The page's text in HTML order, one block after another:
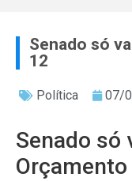
Senado só
12
Política 07/
Senado só